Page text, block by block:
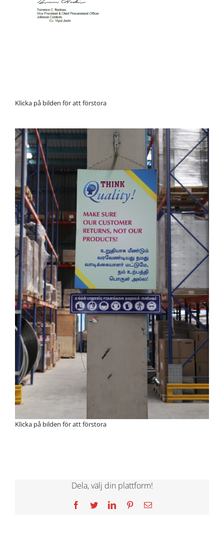
Klicka på bilden för att förstora
Klicka på bilden för att förstora
Dela, välj din plattform!
Facebook
TwitterLinkedInPinterest
E-